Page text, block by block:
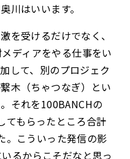
川はいいます。
を受けるだけでなく、
ディアをやる仕事をい
して、別のプロジェク
木（ちゃつなぎ）とい
それを100BANCHの
てもらったところ合計
。こういった発信の影
るからこそだなと思っ